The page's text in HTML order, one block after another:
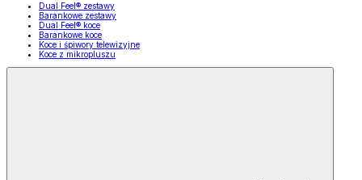
Dual Feel® zestawy
Barankowe zestawy
Dual Feel® koce
Barankowe koce
Koce i śpiwory telewizyjne
Koce z mikropluszu